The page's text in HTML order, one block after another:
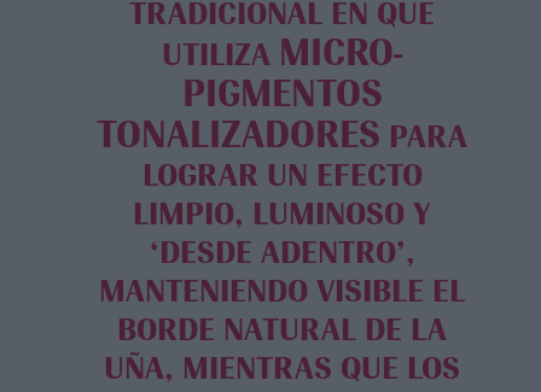
TRADICIONAL EN QUE
UTILIZA MICRO-
PIGMENTOS
TONALIZADORES PARA
LOGRAR UN EFECTO
LIMPIO, LUMINOSO Y
‘DESDE ADENTRO’,
MANTENIENDO VISIBLE EL
BORDE NATURAL DE LA
UÑA, MIENTRAS QUE LOS